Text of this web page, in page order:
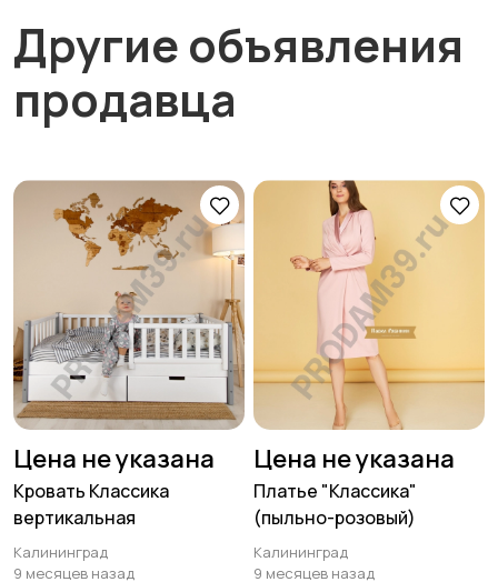
Другие объявления
продавца
Цена не указана
Кровать Классика
вертикальная
Калининград
9 месяцев назад
Цена не указана
Платье "Классика"
(пыльно-розовый)
Калининград
9 месяцев назад